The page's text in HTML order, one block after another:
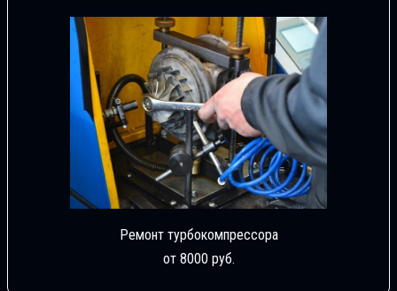
Ремонт турбокомпрессора
от 8000 руб.